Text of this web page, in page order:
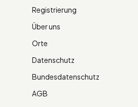
Registrierung
Über uns
Orte
Datenschutz
Bundesdatenschutz
AGB